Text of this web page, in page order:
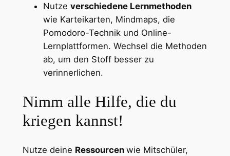
Nutze verschiedene Lernmethoden
wie Karteikarten, Mindmaps, die
Pomodoro-Technik und Online-
Lernplattformen. Wechsel die Methoden
ab, um den Stoff besser zu
verinnerlichen.
Nimm alle Hilfe, die du
kriegen kannst!
Nutze deine Ressourcen wie Mitschüler,